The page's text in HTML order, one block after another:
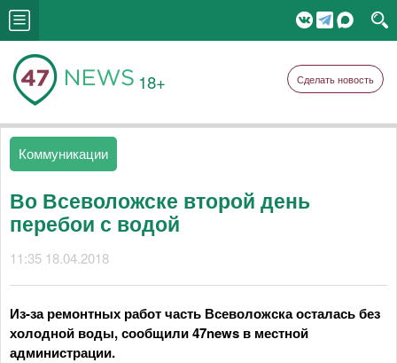
18+ Сделать новость
Коммуникации
Во Всеволожске второй день
перебои с водой
11:35 18.04.2018
Из-за ремонтных работ часть Всеволожска осталась без
холодной воды, сообщили 47news в местной
администрации.